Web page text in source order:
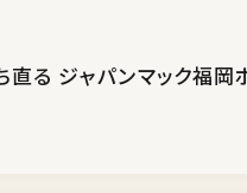
る ジャパンマック福岡